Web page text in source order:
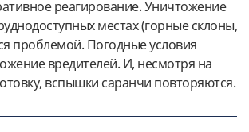
реагирование. Уничтожение
местах (горные склоны,
проблемой. Погодные условия
вредителей. И, несмотря на
вспышки саранчи повторяются.